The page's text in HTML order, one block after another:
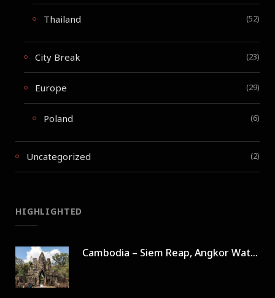
Thailand (52)
City Break (23)
Europe (29)
Poland (6)
Uncategorized (2)
HIGHLIGHTED
Cambodia – Siem Reap, Angkor Wat in 3 days